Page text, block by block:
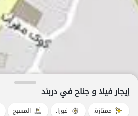
إيجار فيلا و جناح في دربند
ممتازة. فورا. المسبح